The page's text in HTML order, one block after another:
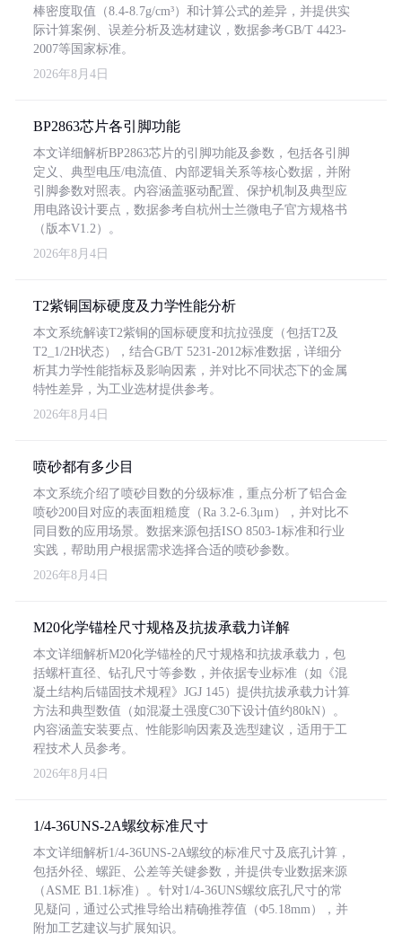
棒密度取值（8.4-8.7g/cm³）和计算公式的差异，并提供实
际计算案例、误差分析及选材建议，数据参考GB/T 4423-
2007等国家标准。
2026年8月4日
BP2863芯片各引脚功能
本文详细解析BP2863芯片的引脚功能及参数，包括各引脚
定义、典型电压/电流值、内部逻辑关系等核心数据，并附
引脚参数对照表。内容涵盖驱动配置、保护机制及典型应
用电路设计要点，数据参考自杭州士兰微电子官方规格书
（版本V1.2）。
2026年8月4日
T2紫铜国标硬度及力学性能分析
本文系统解读T2紫铜的国标硬度和抗拉强度（包括T2及
T2_1/2H状态），结合GB/T 5231-2012标准数据，详细分
析其力学性能指标及影响因素，并对比不同状态下的金属
特性差异，为工业选材提供参考。
2026年8月4日
喷砂都有多少目
本文系统介绍了喷砂目数的分级标准，重点分析了铝合金
喷砂200目对应的表面粗糙度（Ra 3.2-6.3μm），并对比不
同目数的应用场景。数据来源包括ISO 8503-1标准和行业
实践，帮助用户根据需求选择合适的喷砂参数。
2026年8月4日
M20化学锚栓尺寸规格及抗拔承载力详解
本文详细解析M20化学锚栓的尺寸规格和抗拔承载力，包
括螺杆直径、钻孔尺寸等参数，并依据专业标准（如《混
凝土结构后锚固技术规程》JGJ 145）提供抗拔承载力计算
方法和典型数值（如混凝土强度C30下设计值约80kN）。
内容涵盖安装要点、性能影响因素及选型建议，适用于工
程技术人员参考。
2026年8月4日
1/4-36UNS-2A螺纹标准尺寸
本文详细解析1/4-36UNS-2A螺纹的标准尺寸及底孔计算，
包括外径、螺距、公差等关键参数，并提供专业数据来源
（ASME B1.1标准）。针对1/4-36UNS螺纹底孔尺寸的常
见疑问，通过公式推导给出精确推荐值（Φ5.18mm），并
附加工艺建议与扩展知识。